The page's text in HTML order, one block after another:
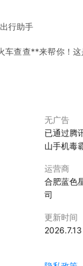
行助手
车查查**来帮你！
，支持高铁、动车
车次、时间、票价
热门景点、特色美
括行李携带、安检
信息，让你的旅程
询、景点推荐、出
，操作简单易用，
无广告
已通过腾
山手机毒
运营商
合肥蓝色
司
更新时间
2026.7.13